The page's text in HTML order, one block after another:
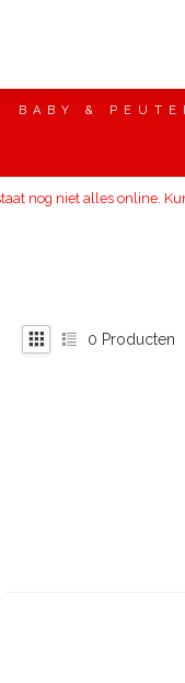
BABY &
nog niet alles online.
0 Producten